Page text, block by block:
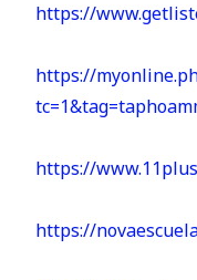
https://
https://
https://
https://